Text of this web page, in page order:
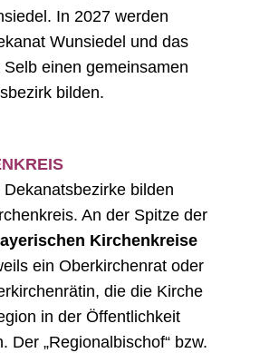
In 2027 werden
Wunsiedel und das
Selb einen gemeinsamen
bilden.
Dekanatsbezirke bilden
An der Spitze der
Kirchenkreise
ein Oberkirchenrat oder
die die Kirche
in der Öffentlichkeit
Der „Regionalbischof“ bzw.